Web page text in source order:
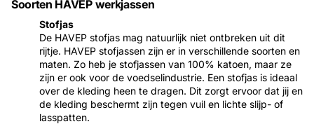
Soorten HAVEP werkjassen
Stofjas
De HAVEP stofjas mag natuurlijk niet ontbreken uit dit
rijtje. HAVEP stofjassen zijn er in verschillende soorten en
maten. Zo heb je stofjassen van 100% katoen, maar ze
zijn er ook voor de voedselindustrie. Een stofjas is ideaal
over de kleding heen te dragen. Dit zorgt ervoor dat jij en
de kleding beschermt zijn tegen vuil en lichte slijp- of
lasspatten.